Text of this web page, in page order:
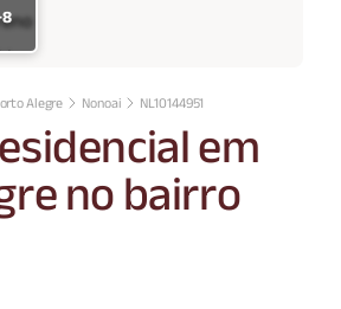
Alegre Nonoai NL10144951em
no bairro